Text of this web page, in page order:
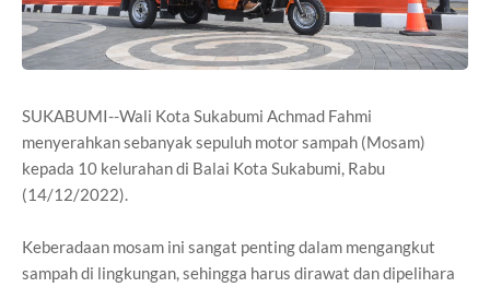
SUKABUMI--Wali Kota Sukabumi Achmad Fahmi
menyerahkan sebanyak sepuluh motor sampah (Mosam)
kepada 10 kelurahan di Balai Kota Sukabumi, Rabu
(14/12/2022).
Keberadaan mosam ini sangat penting dalam mengangkut
sampah di lingkungan, sehingga harus dirawat dan dipelihara